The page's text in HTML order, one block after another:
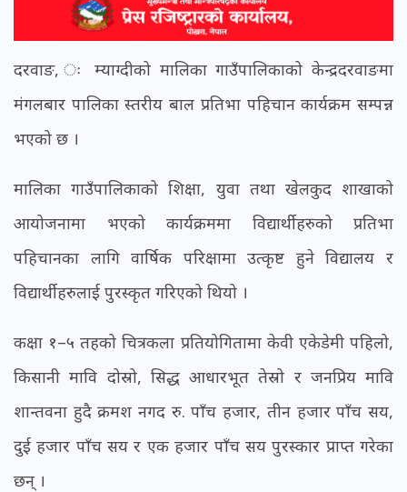
दरवाङ, ः म्याग्दीको मालिका गाउँपालिकाको केन्द्र दरवाङमा
मंगलबार पालिका स्तरीय बाल प्रतिभा पहिचान कार्यक्रम सम्पन्न
भएको छ ।
मालिका गाउँपालिकाको शिक्षा, युवा तथा खेलकुद शाखाको
आयोजनामा भएको कार्यक्रममा विद्यार्थीहरुको प्रतिभा
पहिचानका लागि वार्षिक परिक्षामा उत्कृष्ट हुने विद्यालय र
विद्यार्थीहरुलाई पुरस्कृत गरिएको थियो ।
कक्षा १–५ तहको चित्रकला प्रतियोगितामा केवी एकेडेमी पहिलो,
किसानी मावि दोस्रो, सिद्ध आधारभूत तेस्रो र जनप्रिय मावि
शान्तवना हुदै क्रमश नगद रु. पाँच हजार, तीन हजार पाँच सय,
दुई हजार पाँच सय र एक हजार पाँच सय पुरस्कार प्राप्त गरेका
छन् ।